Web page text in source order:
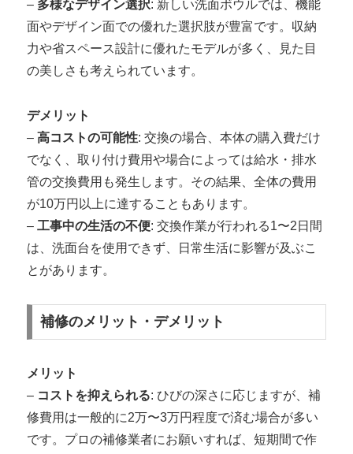
– 多様なデザイン選択: 新しい洗面ボウルでは、機能
面やデザイン面での優れた選択肢が豊富です。収納
力や省スペース設計に優れたモデルが多く、見た目
の美しさも考えられています。
デメリット
– 高コストの可能性: 交換の場合、本体の購入費だけ
でなく、取り付け費用や場合によっては給水・排水
管の交換費用も発生します。その結果、全体の費用
が10万円以上に達することもあります。
– 工事中の生活の不便: 交換作業が行われる1〜2日間
は、洗面台を使用できず、日常生活に影響が及ぶこ
とがあります。
補修のメリット・デメリット
メリット
– コストを抑えられる: ひびの深さに応じますが、補
修費用は一般的に2万〜3万円程度で済む場合が多い
です。プロの補修業者にお願いすれば、短期間で作